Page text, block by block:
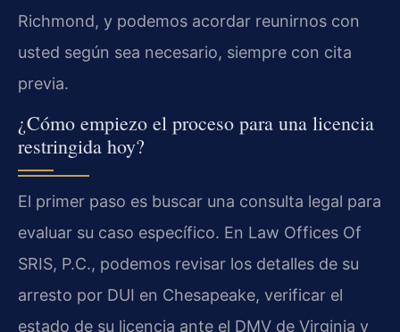
Richmond, y podemos acordar reunirnos con
usted según sea necesario, siempre con cita
previa.
¿Cómo empiezo el proceso para una licencia
restringida hoy?
El primer paso es buscar una consulta legal para
evaluar su caso específico. En Law Offices Of
SRIS, P.C., podemos revisar los detalles de su
arresto por DUI en Chesapeake, verificar el
estado de su licencia ante el DMV de Virginia y